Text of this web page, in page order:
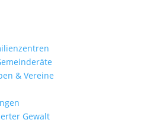
& Vereine
Gewalt